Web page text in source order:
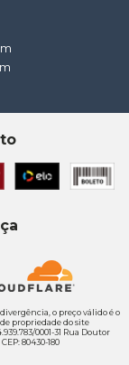
o preço válido é o
propriedade do site
0001-31 Rua Doutor
80430-180